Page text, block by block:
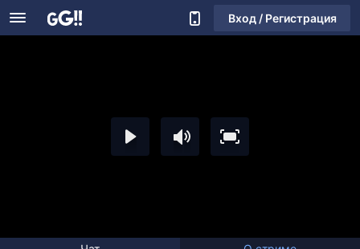
Вход / Регистрация